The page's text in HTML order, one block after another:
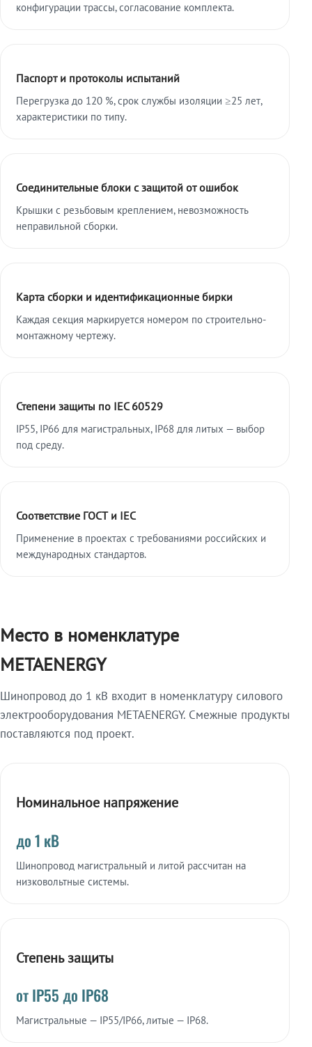
конфигурации трассы, согласование комплекта.
Паспорт и протоколы испытаний
Перегрузка до 120 %, срок службы изоляции ≥25 лет,
характеристики по типу.
Соединительные блоки с защитой от ошибок
Крышки с резьбовым креплением, невозможность
неправильной сборки.
Карта сборки и идентификационные бирки
Каждая секция маркируется номером по строительно-
монтажному чертежу.
Степени защиты по IEC 60529
IP55, IP66 для магистральных, IP68 для литых — выбор
под среду.
Соответствие ГОСТ и IEC
Применение в проектах с требованиями российских и
международных стандартов.
Место в номенклатуре
METAENERGY
Шинопровод до 1 кВ входит в номенклатуру силового
электрооборудования METAENERGY. Смежные продукты
поставляются под проект.
Номинальное напряжение
до 1 кВ
Шинопровод магистральный и литой рассчитан на
низковольтные системы.
Степень защиты
от IP55 до IP68
Магистральные — IP55/IP66, литые — IP68.